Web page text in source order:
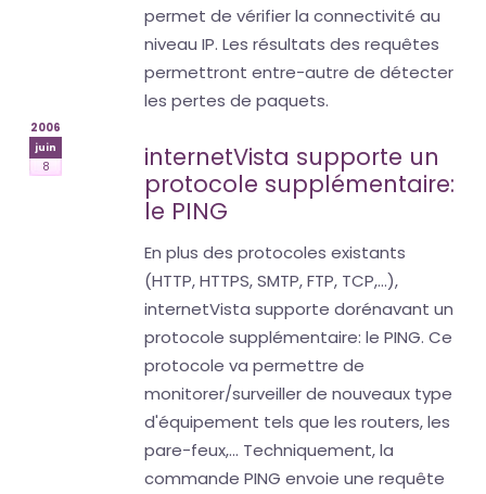
permet de vérifier la connectivité au
niveau IP. Les résultats des requêtes
permettront entre-autre de détecter
les pertes de paquets.
2006
juin
8
internetVista supporte un
protocole supplémentaire:
le PING
En plus des protocoles existants
(HTTP, HTTPS, SMTP, FTP, TCP,...),
internetVista supporte dorénavant un
protocole supplémentaire: le PING. Ce
protocole va permettre de
monitorer/surveiller de nouveaux type
d'équipement tels que les routers, les
pare-feux,... Techniquement, la
commande PING envoie une requête